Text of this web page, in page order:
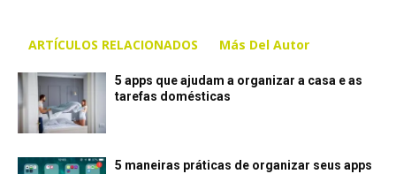
ARTÍCULOS RELACIONADOS Más Del Autor
5 apps que ajudam a organizar a casa e as
tarefas domésticas
5 maneiras práticas de organizar seus apps